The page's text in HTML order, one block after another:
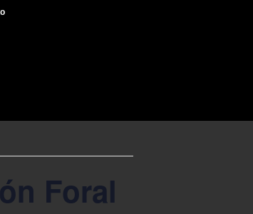
Foral